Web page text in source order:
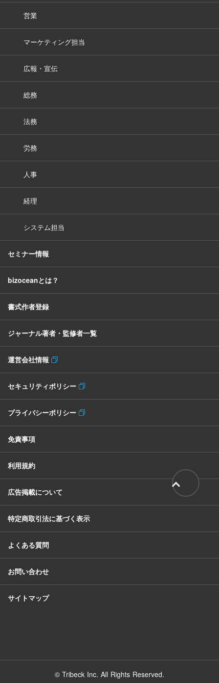
営業
マーケティング担当
広報・宣伝
総務
法務
労務
人事
経理
システム担当
セミナー情報
bizoceanとは？
書式作者登録
ジャーナル著者・監修者一覧
運営会社情報
セキュリティポリシー
プライバシーポリシー
免責事項
利用規約
広告掲載について
特定商取引法に基づく表示
よくある質問
お問い合わせ
サイトマップ
© Tribeck Inc. All Rights Reserved.